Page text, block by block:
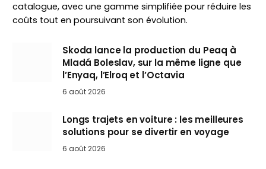
catalogue, avec une gamme simplifiée pour réduire les
coûts tout en poursuivant son évolution.
Skoda lance la production du Peaq à
Mladá Boleslav, sur la même ligne que
l’Enyaq, l’Elroq et l’Octavia
6 août 2026
Longs trajets en voiture : les meilleures
solutions pour se divertir en voyage
6 août 2026